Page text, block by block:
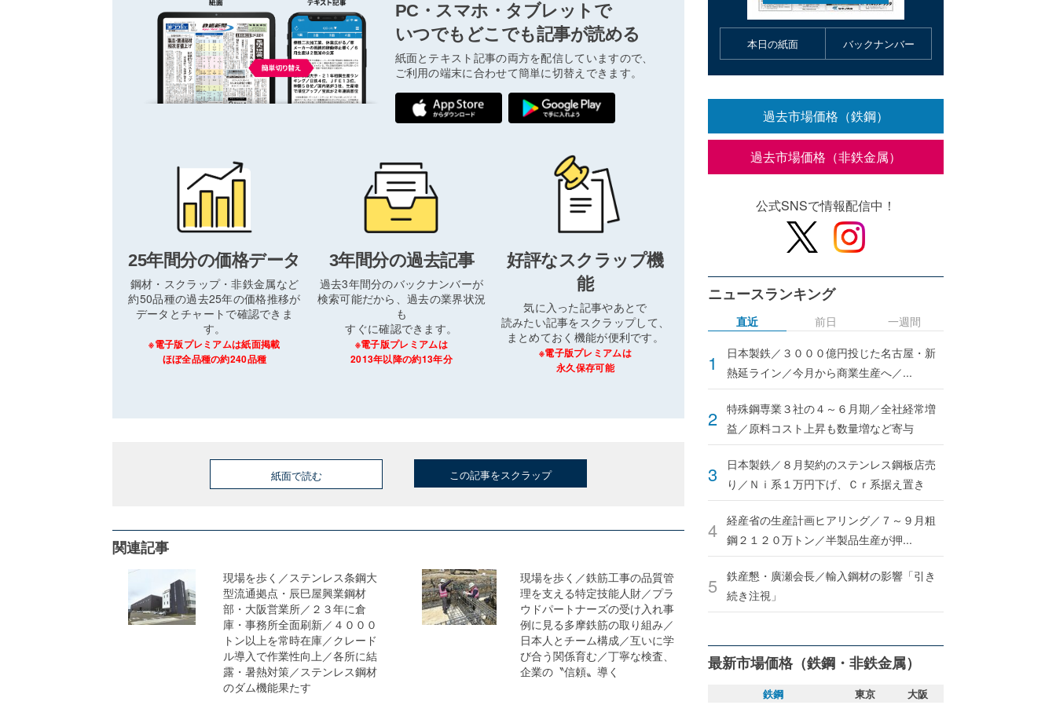
PC・スマホ・タブレットで
いつでもどこでも記事が読める
紙面とテキスト記事の両方を配信していますので、
ご利用の端末に合わせて簡単に切替えできます。
25年間分の価格データ
鋼材・スクラップ・非鉄金属など
約50品種の過去25年の価格推移が
データとチャートで確認できま
す。
※電子版プレミアムは紙面掲載
ほぼ全品種の約240品種
3年間分の過去記事
過去3年間分のバックナンバーが
検索可能だから、過去の業界状況
も
すぐに確認できます。
※電子版プレミアムは
2013年以降の約13年分
好評なスクラップ機
能
気に入った記事やあとで
読みたい記事をスクラップして、
まとめておく機能が便利です。
※電子版プレミアムは
永久保存可能
紙面で読む この記事をスクラップ
関連記事
現場を歩く／ステンレス条鋼大
型流通拠点・辰巳屋興業鋼材
部・大阪営業所／２３年に倉
庫・事務所全面刷新／４０００
トン以上を常時在庫／クレード
ル導入で作業性向上／各所に結
露・暑熱対策／ステンレス鋼材
のダム機能果たす
現場を歩く／鉄筋工事の品質管
理を支える特定技能人財／プラ
ウドパートナーズの受け入れ事
例に見る多摩鉄筋の取り組み／
日本人とチーム構成／互いに学
び合う関係育む／丁寧な検査、
企業の〝信頼〟導く
本日の紙面 バックナンバー
過去市場価格（鉄鋼）
過去市場価格（非鉄金属）
公式SNSで情報配信中！
ニュースランキング
直近
日本製鉄／３０００億円投じた名古屋・新
熱延ライン／今月から商業生産へ／...
特殊鋼専業３社の４～６月期／全社経常増
益／原料コスト上昇も数量増など寄与
日本製鉄／８月契約のステンレス鋼板店売
り／Ｎｉ系１万円下げ、Ｃｒ系据え置き
経産省の生産計画ヒアリング／７～９月粗
鋼２１２０万トン／半製品生産が押...
鉄産懇・廣瀬会長／輸入鋼材の影響「引き
続き注視」
前日 一週間
最新市場価格（鉄鋼・非鉄金属）
鉄鋼 東京
大阪